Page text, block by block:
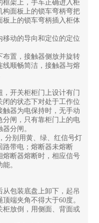
架上，手车正确进入柜
构面板上的锁车弯柄弯把
板上的锁车弯柄插入柜体
动的导向和定位的定位
布置，接触器侧放并旋转
线顺畅简洁，接触器与熔
开关柜柜门上设计有门
的状态下对处于工作位
器为电保持时，无手动
分闸，只有靠柜门上的电
分闸。
分别用黄、绿、红信号灯
路带电；熔断器未熔断
熔断器熔断时，相应信号
。
包装底盘上卸下，起吊
端夹角不得大于60度。
柜放倒，用侧面、背面或